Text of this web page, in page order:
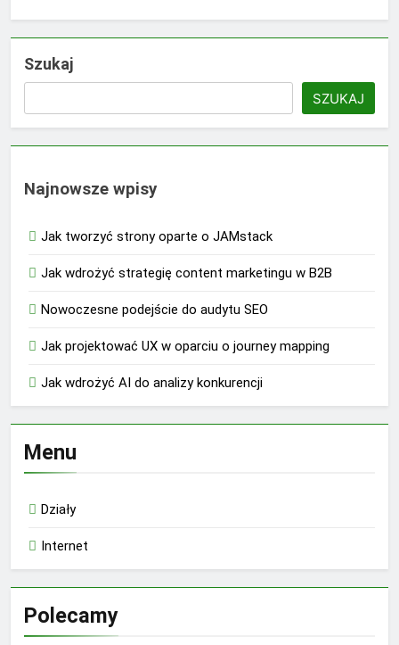
Szukaj
SZUKAJ
Najnowsze wpisy
Jak tworzyć strony oparte o JAMstack
Jak wdrożyć strategię content marketingu w B2B
Nowoczesne podejście do audytu SEO
Jak projektować UX w oparciu o journey mapping
Jak wdrożyć AI do analizy konkurencji
Menu
Działy
Internet
Polecamy